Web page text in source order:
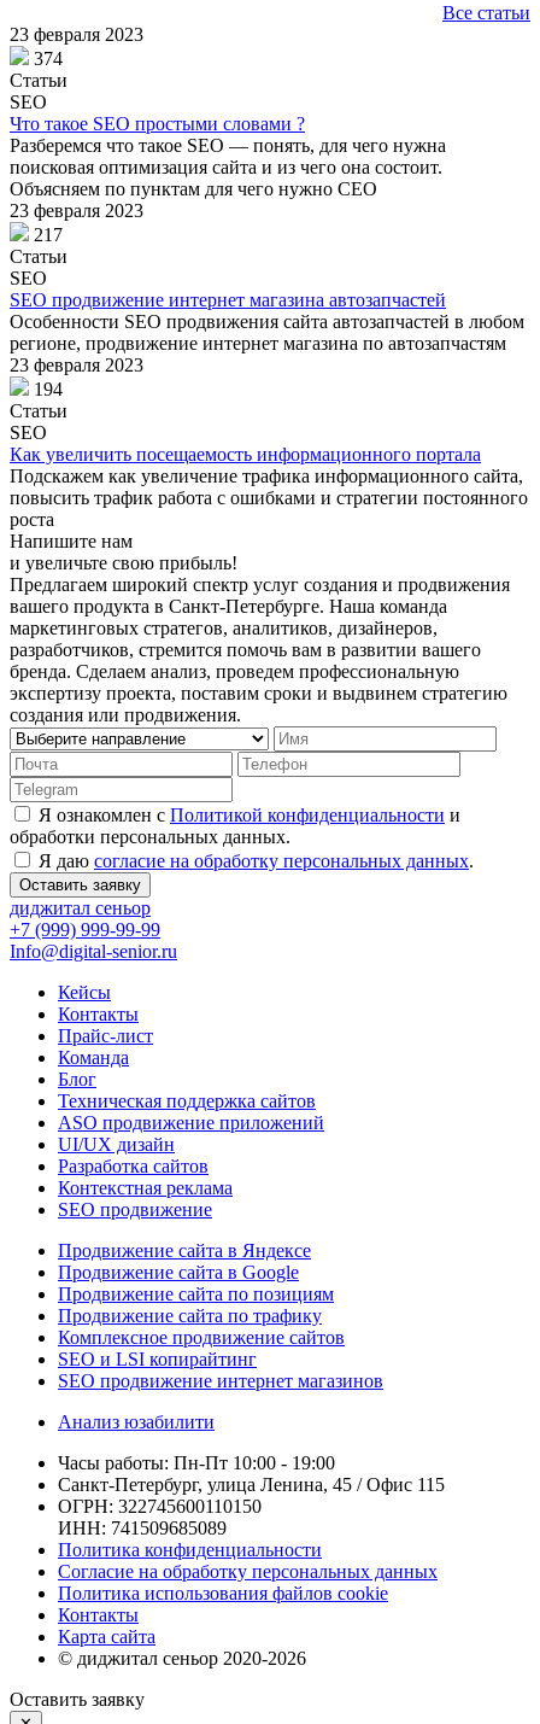
Все статьи
23 февраля 2023
374
Статьи
SEO
Что такое SEO простыми словами ?
Разберемся что такое SEO — понять, для чего нужна
поисковая оптимизация сайта и из чего она состоит.
Объясняем по пунктам для чего нужно СЕО
23 февраля 2023
217
Статьи
SEO
SEO продвижение интернет магазина автозапчастей
Особенности SEO продвижения сайта автозапчастей в любом
регионе, продвижение интернет магазина по автозапчастям
23 февраля 2023
194
Статьи
SEO
Как увеличить посещаемость информационного портала
Подскажем как увеличение трафика информационного сайта,
повысить трафик работа с ошибками и стратегии постоянного
роста
Напишите нам
и увеличьте свою прибыль!
Предлагаем широкий спектр услуг создания и продвижения
вашего продукта в Санкт-Петербурге. Наша команда
маркетинговых стратегов, аналитиков, дизайнеров,
разработчиков, стремится помочь вам в развитии вашего
бренда. Сделаем анализ, проведем профессиональную
экспертизу проекта, поставим сроки и выдвинем стратегию
создания или продвижения.
Я ознакомлен с Политикой конфиденциальности и
обработки персональных данных.
Я даю согласие на обработку персональных данных.
Оставить заявку
диджитал сеньор
+7 (999) 999-99-99
Info@digital-senior.ru
Кейсы
Контакты
Прайс-лист
Команда
Блог
Техническая поддержка сайтов
ASO продвижение приложений
UI/UX дизайн
Разработка сайтов
Контекстная реклама
SEO продвижение
Продвижение сайта в Яндексе
Продвижение сайта в Google
Продвижение сайта по позициям
Продвижение сайта по трафику
Комплексное продвижение сайтов
SEO и LSI копирайтинг
SEO продвижение интернет магазинов
Анализ юзабилити
Часы работы: Пн-Пт 10:00 - 19:00
Санкт-Петербург, улица Ленина, 45 / Офис 115
ОГРН: 322745600110150
ИНН: 741509685089
Политика конфиденциальности
Согласие на обработку персональных данных
Политика использования файлов cookie
Контакты
Карта сайта
© диджитал сеньор 2020-2026
Оставить заявку